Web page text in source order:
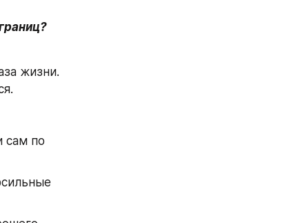
жизни.
сам по